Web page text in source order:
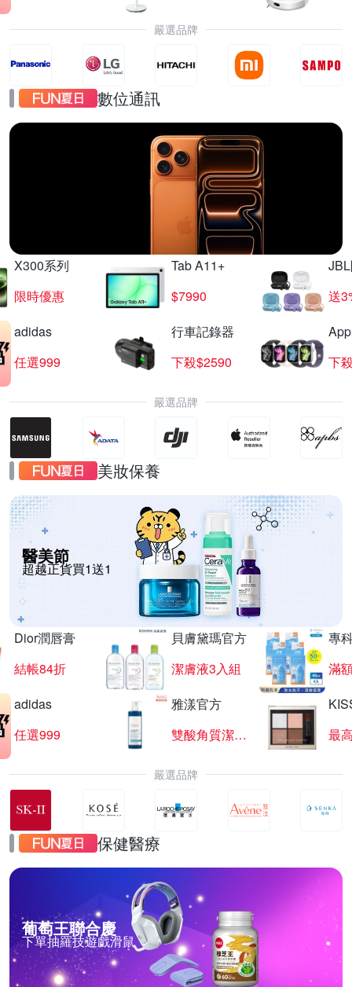
嚴選品牌
數位通訊
X300系列
限時優惠
Tab A11+
$7990
送
adidas
任選999
行車記錄器
下殺$2590
下
嚴選品牌
美妝保養
醫美節
超越正貨買1送1
Dior潤唇膏
結帳84折
貝膚黛瑪官方
潔膚液3入組
專
滿
adidas
任選999
雅漾官方
雙酸角質潔膚露
最
嚴選品牌
保健醫療
葡萄王聯合慶
下單抽羅技遊戲滑鼠